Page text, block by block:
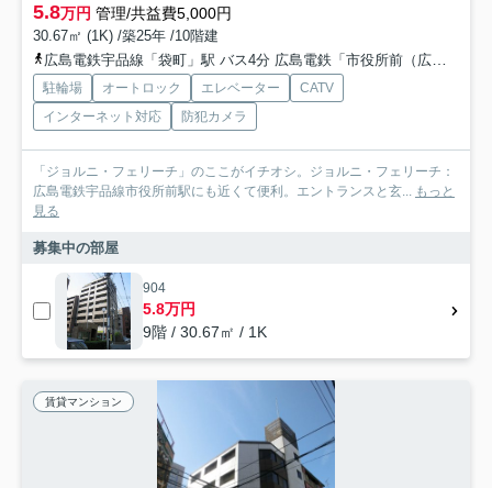
5.8万円 管理/共益費5,000円
30.67㎡ (1K) /築25年 /10階建
広島電鉄宇品線「袋町」駅 バス4分 広島電鉄「市役所前（広島市中区）」 停歩2分
駐輪場 オートロック エレベーター
CATV
インターネット対応
防犯カメラ
「ジョルニ・フェリーチ」のここがイチオシ。ジョルニ・フェリーチ：
広島電鉄宇品線市役所前駅にも近くて便利。エントランスと玄... もっと
見る
募集中の部屋
904
5.8万円
9階 / 30.67㎡ / 1K
賃貸マンション